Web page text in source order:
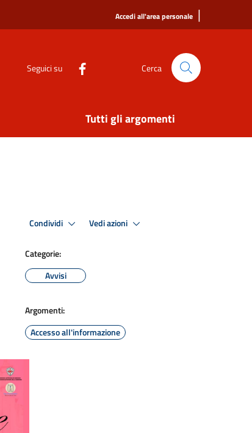
Accedi all'area personale |
Seguici su Cerca
Tutti gli argomenti
Condividi Vedi azioni
Categorie:
Avvisi
Argomenti:
Accesso all'informazione